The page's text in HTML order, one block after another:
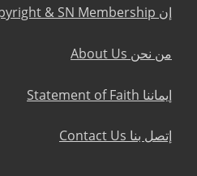
إن Privacy, Refund Copyright & SN Membership
من نحن About Us
إيماننا Statement of Faith
إتصل بنا Contact Us